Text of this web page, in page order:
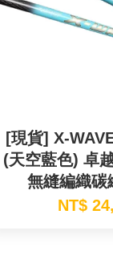
[現貨] X-
(天空藍色) 卓
無縫編織碳
NT$